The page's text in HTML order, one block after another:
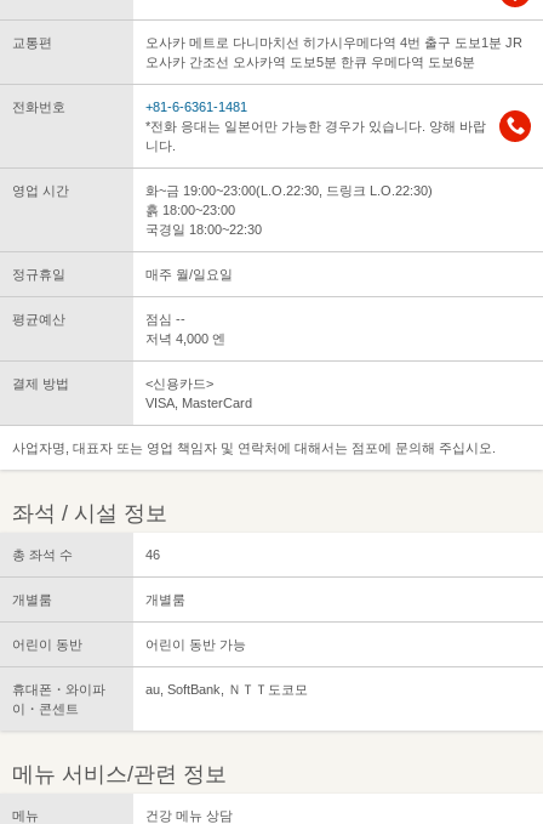
교통편
오사카 메트로 다니마치선 히가시우메다역 4번 출구 도보1분 JR
오사카 간조선 오사카역 도보5분 한큐 우메다역 도보6분
전화번호
+81-6-6361-1481
*전화 응대는 일본어만 가능한 경우가 있습니다. 양해 바랍
니다.
영업 시간
화~금 19:00~23:00(L.O.22:30, 드링크 L.O.22:30)
흙 18:00~23:00
국경일 18:00~22:30
정규휴일 매주 월/일요일
평균예산
점심 --
저녁 4,000 엔
결제 방법
<신용카드>
VISA, MasterCard
사업자명, 대표자 또는 영업 책임자 및 연락처에 대해서는 점포에 문의해 주십시오.
좌석 / 시설 정보
총 좌석 수 46
개별룸 개별룸
어린이 동반 어린이 동반 가능
휴대폰・와이파
이・콘센트
au, SoftBank, ＮＴＴ도코모
메뉴 서비스/관련 정보
메뉴 건강 메뉴 상담